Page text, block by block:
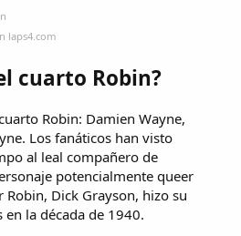
laps4.com
cuarto Robin?
Robin: Damien Wayne,
Los fanáticos han visto
al leal compañero de
potencialmente queer
Dick Grayson, hizo su
la década de 1940.